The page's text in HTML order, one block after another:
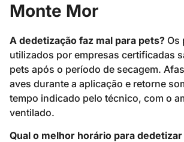
Monte Mor
A dedetização faz mal para pets? Os
utilizados por empresas certificadas
pets após o período de secagem.
aves durante a aplicação e retorne
tempo indicado pelo técnico, com o
ventilado.
Qual o melhor horário para